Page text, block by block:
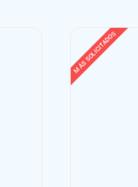
MÁS SOLICITADOS